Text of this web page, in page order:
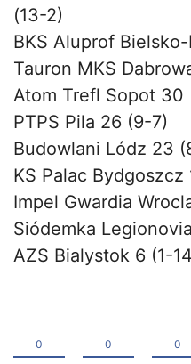
(13-2)
BKS Aluprof
Tauron MKS
Atom Trefl Sopot 30
PTPS Pila 26 (9-7)
Budowlani Lódz 23
KS Palac Bydgoszcz
Impel Gwardia
Siódemka
AZS Bialystok 6 (1-